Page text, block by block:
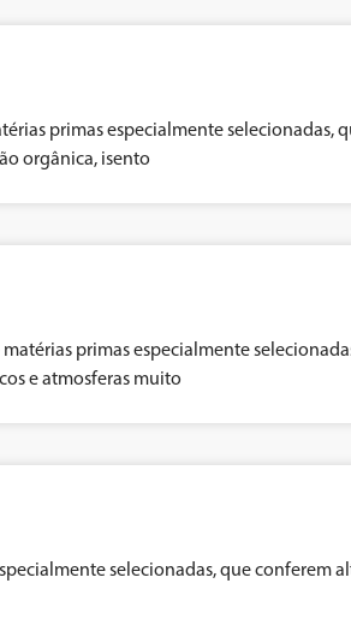
primas especialmente selecionadas,
orgânica, isento
primas especialmente
e atmosferas muito
selecionadas, que conferem